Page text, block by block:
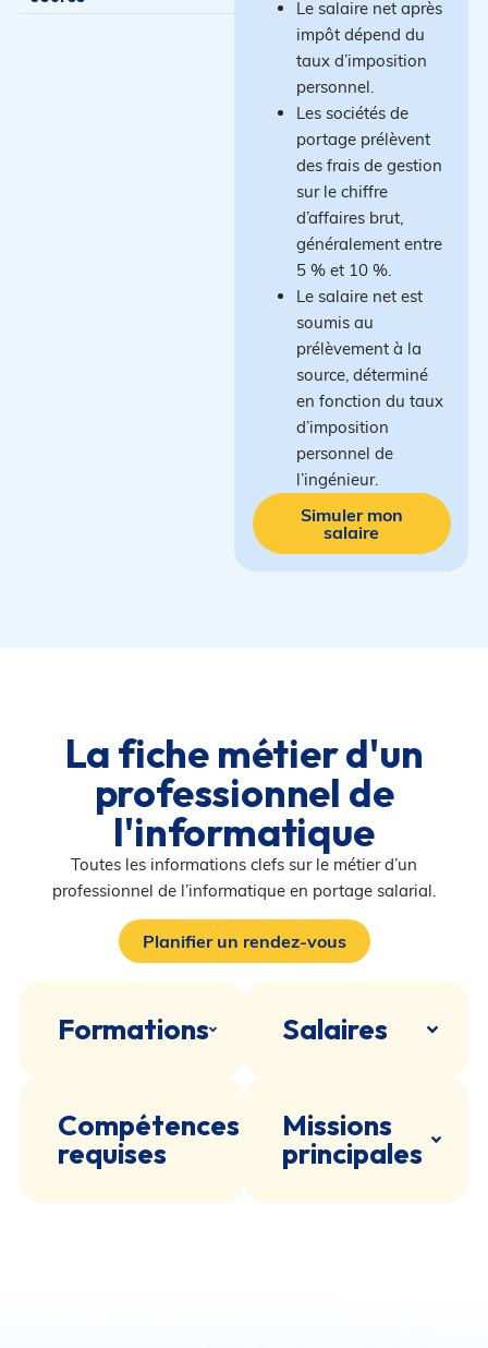
Le salaire net après
impôt dépend du
taux d’imposition
personnel.
Les sociétés de
portage prélèvent
des frais de gestion
sur le chiffre
d’affaires brut,
généralement entre
5 % et 10 %.
Le salaire net est
soumis au
prélèvement à la
source, déterminé
en fonction du taux
d’imposition
personnel de
l’ingénieur.
Simuler mon
salaire
La fiche métier d'un
professionnel de
l'informatique
Toutes les informations clefs sur le métier d’un
professionnel de l’informatique en portage salarial.
Planifier un rendez-vous
Formations Salaires
Compétences
requises
Missions
principales